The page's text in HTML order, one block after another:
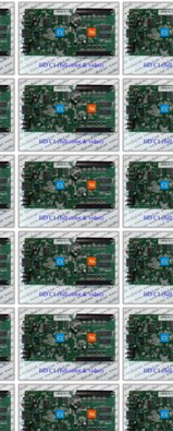
bergabung